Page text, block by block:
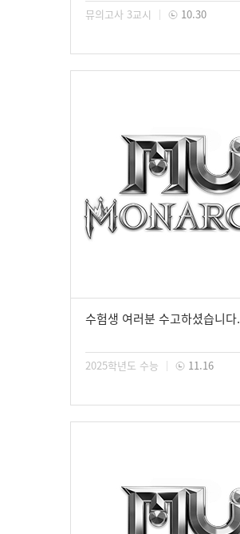
뮤의고사 3교시 10.30
수험생 여러분 수고하셨습니다.
2025학년도 수능 11.16